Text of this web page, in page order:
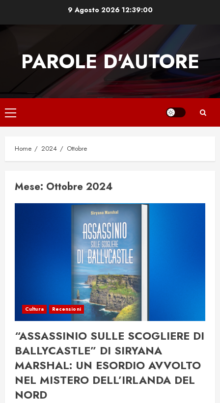
9 Agosto 202612:39:01
PAROLE D'AUTORE
Primary
Menu
Home 2024 Ottobre
Mese: Ottobre 2024
Cultura Recensioni
“ASSASSINIO SULLE SCOGLIERE DI
BALLYCASTLE” DI SIRYANA
MARSHAL: UN ESORDIO AVVOLTO
NEL MISTERO DELL’IRLANDA DEL
NORD